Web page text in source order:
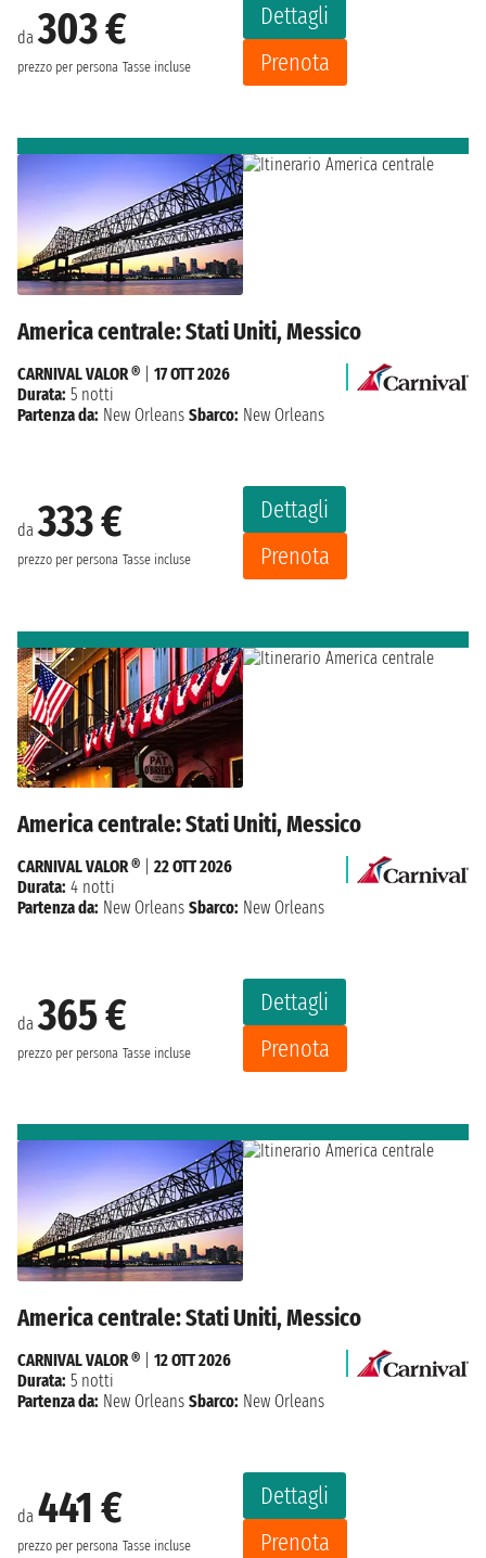
da303 €
prezzo per persona Tasse incluse
Dettagli
Prenota
America centrale: Stati Uniti, Messico
da333 €
prezzo per persona Tasse incluse
Dettagli
Prenota
CARNIVAL VALOR ®
17 OTT 2026
Durata: 5 notti
Partenza da: New Orleans Sbarco: New Orleans
America centrale: Stati Uniti, Messico
da365 €
prezzo per persona Tasse incluse
Dettagli
Prenota
CARNIVAL VALOR ®
22 OTT 2026
Durata: 4 notti
Partenza da: New Orleans Sbarco: New Orleans
America centrale: Stati Uniti, Messico
da 441 €
prezzo per persona Tasse incluse
Dettagli
Prenota
CARNIVAL VALOR ®
12 OTT 2026
Durata: 5 notti
Partenza da: New Orleans Sbarco: New Orleans